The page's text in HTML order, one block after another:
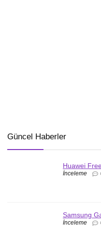
Güncel Haberler
Huawei
İnceleme
Samsung
İnceleme